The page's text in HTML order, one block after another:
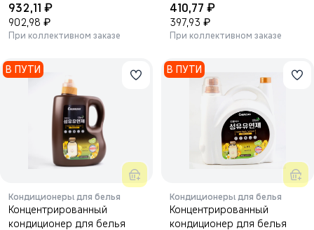
горизонтальной загрузкой
3000 мл.
932,11 ₽
902,98 ₽
При коллективном заказе
тканей 1300 мл.
410,77 ₽
397,93 ₽
При коллективном заказе
В ПУТИ
Кондиционеры для белья
Концентрированный
кондиционер для белья
В ПУТИ
Кондиционеры для белья
Концентрированный
кондиционер для белья